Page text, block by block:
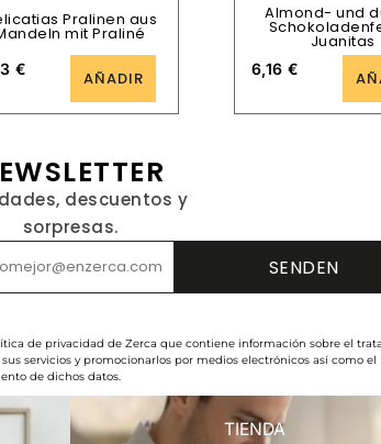
Pralinen aus
mit Praliné
€ AÑADIR
Almond- und
Juanitas
6,16€
descuentos y
sorpresas.
de privacidad de Zerca que contiene información sobre el
servicios y promocionarlos por medios electrónicos así como
de dichos datos.
TIENDA